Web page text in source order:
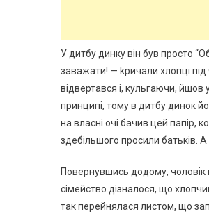
У дитбу динку він був просто
заважати! — kричали хлопці
відвертався і, кульгаючи, йшов
принципі, тому в дитбу динок
на власні очі бачив цей папір,
здебільшого просили батьків.
Повернувшись додому, чоловік
сімейство дізналося, що
так перейнялася листом, що